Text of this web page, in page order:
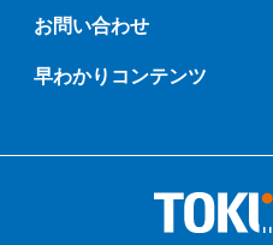
お問い合わせ
早わかりコンテンツ